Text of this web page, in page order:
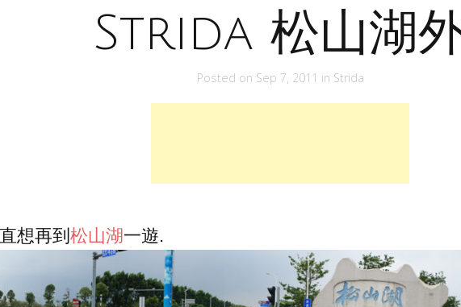
Strida 松山湖
Posted on Sep 7, 2011 in Strida
想再到 松山湖一遊.